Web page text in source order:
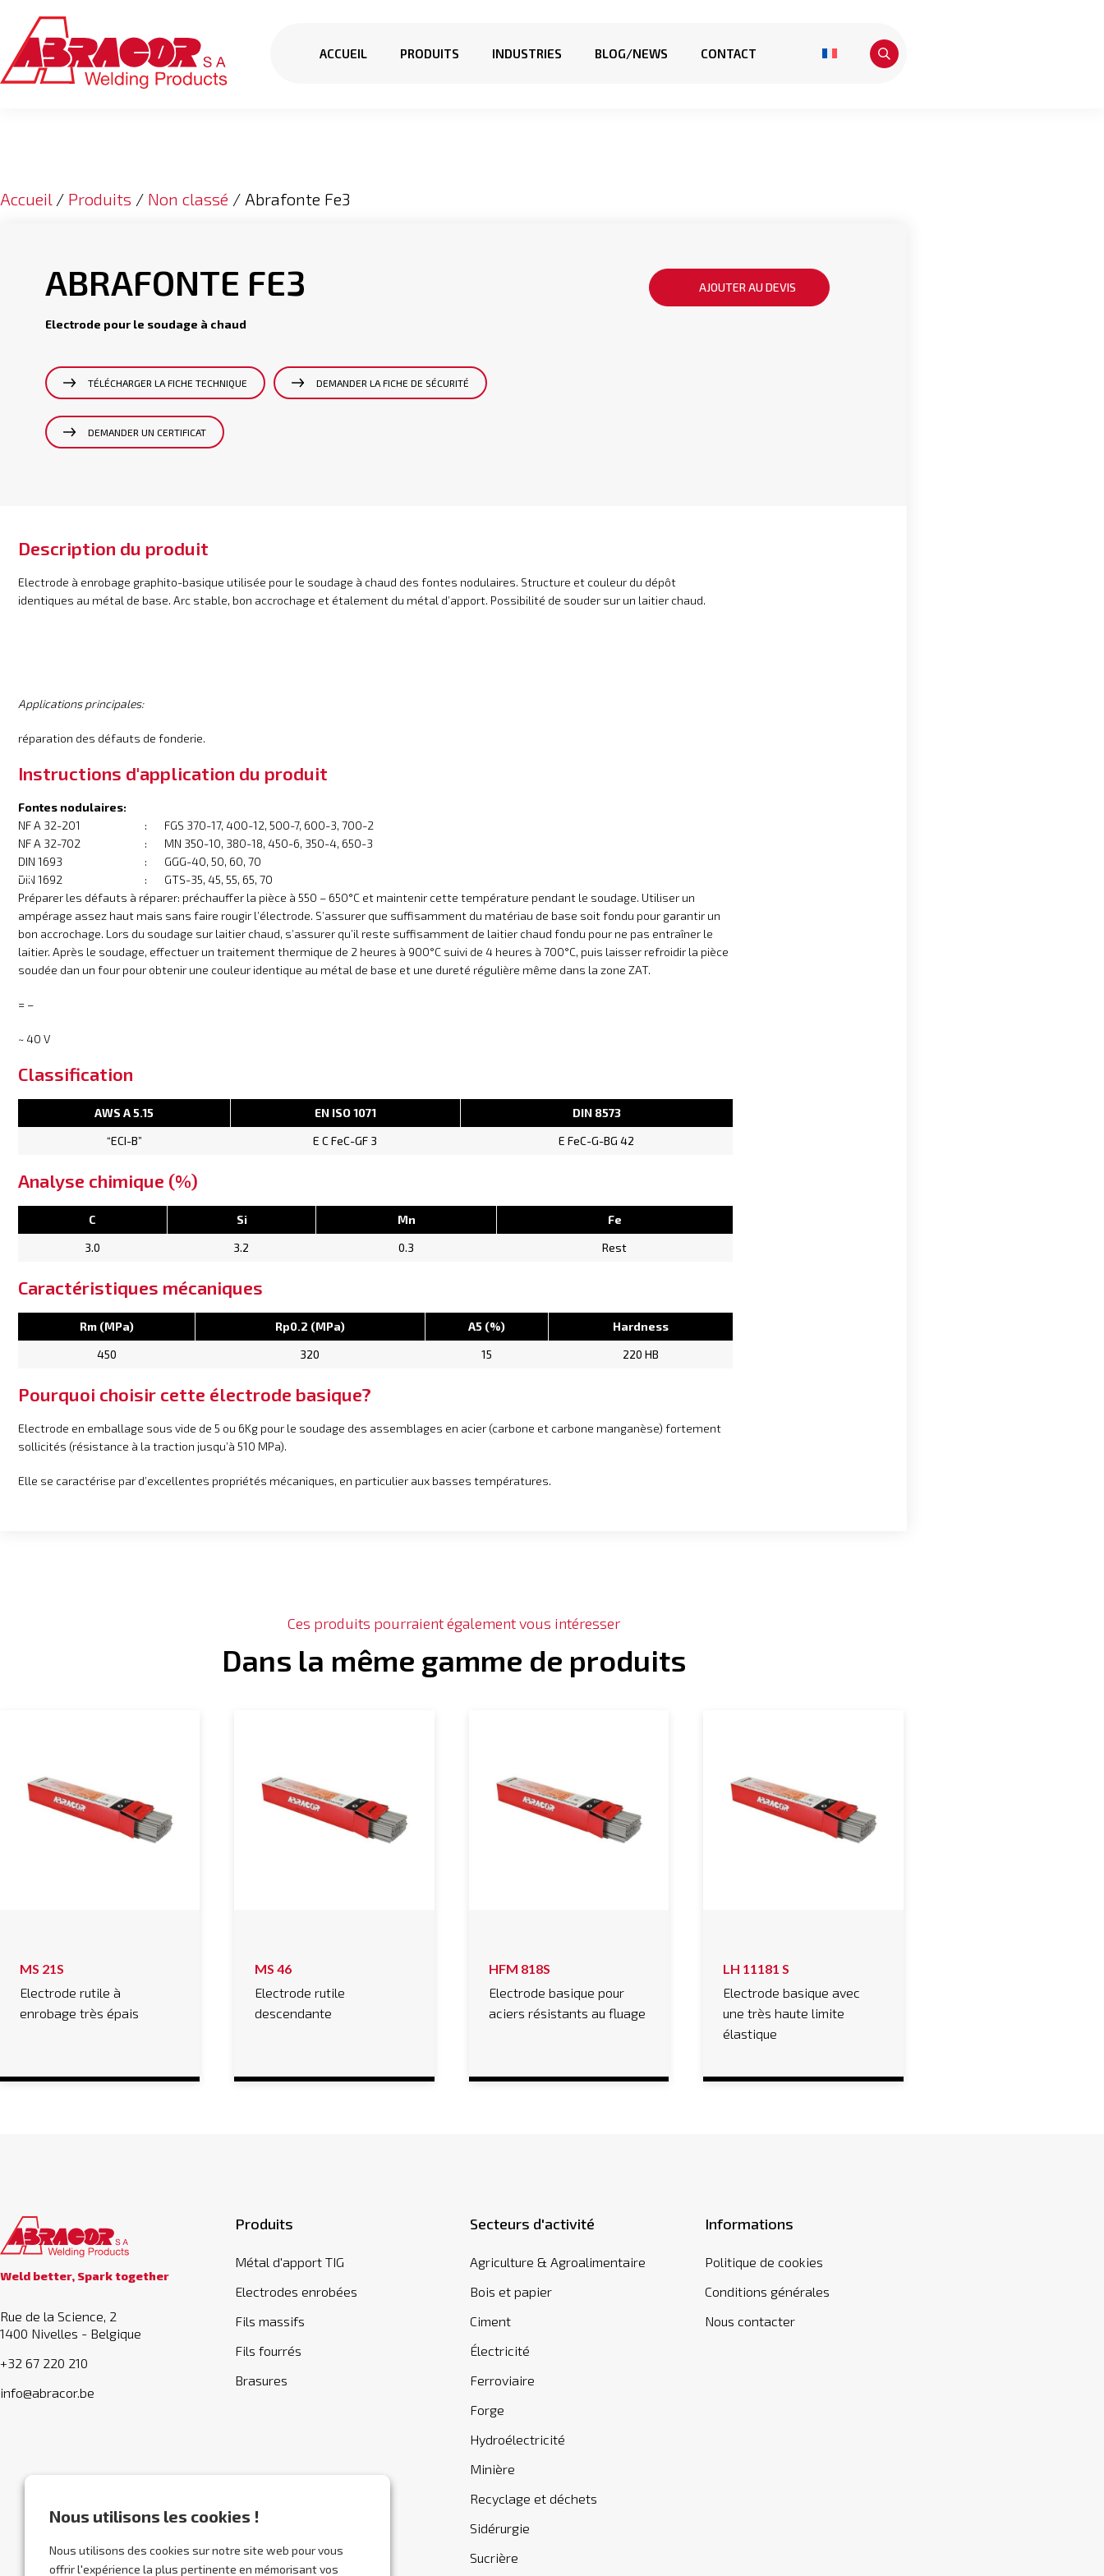
ACCUEIL PRODUITS INDUSTRIES BLOG/NEWS CONTACT
Accueil / Produits / Non classé / Abrafonte Fe3
ABRAFONTE FE3
Electrode pour le soudage à chaud
TÉLÉCHARGER LA FICHE TECHNIQUE DEMANDER LA FICHE DE SÉCURITÉ
DEMANDER UN CERTIFICAT
AJOUTER AU DEVIS
Description du produit
Electrode à enrobage graphito-basique utilisée pour le soudage à chaud des fontes nodulaires. Structure et couleur du dépôt
identiques au métal de base. Arc stable, bon accrochage et étalement du métal d’apport. Possibilité de souder sur un laitier chaud.
Applications principales:
réparation des défauts de fonderie.
Instructions d'application du produit
Fontes nodulaires:
NF A 32-201
:
FGS 370-17, 400-12, 500-7, 600-3, 700-2
NF A 32-702
:
MN 350-10, 380-18, 450-6, 350-4, 650-3
DIN 1693
:
GGG-40, 50, 60, 70
DIN 1692
:
GTS-35, 45, 55, 65, 70
Préparer les défauts à réparer: préchauffer la pièce à 550 – 650°C et maintenir cette température pendant le soudage. Utiliser un
ampérage assez haut mais sans faire rougir l’électrode. S’assurer que suffisamment du matériau de base soit fondu pour garantir un
bon accrochage. Lors du soudage sur laitier chaud, s’assurer qu’il reste suffisamment de laitier chaud fondu pour ne pas entraîner le
laitier. Après le soudage, effectuer un traitement thermique de 2 heures à 900°C suivi de 4 heures à 700°C, puis laisser refroidir la pièce
soudée dan un four pour obtenir une couleur identique au métal de base et une dureté régulière même dans la zone ZAT.
= –
~ 40 V
Classification
AWS A 5.15 EN ISO 1071
DIN 8573
“ECI-B”
E C FeC-GF 3 E FeC-G-BG 42
Analyse chimique (%)
C Si Mn
Fe
3.0
3.2 0.3 Rest
Caractéristiques mécaniques
Rm (MPa) Rp0.2 (MPa) A5 (%)
Hardness
450
320 15 220 HB
Pourquoi choisir cette électrode basique?
Electrode en emballage sous vide de 5 ou 6Kg pour le soudage des assemblages en acier (carbone et carbone manganèse) fortement
sollicités (résistance à la traction jusqu’à 510 MPa).
Elle se caractérise par d’excellentes propriétés mécaniques, en particulier aux basses températures.
Ces produits pourraient également vous intéresser
Dans la même gamme de produits
MS 21S
Electrode rutile à
enrobage très épais
MS 46
Electrode rutile
descendante
HFM 818S
Electrode basique pour
aciers résistants au fluage
LH 11181 S
Electrode basique avec
une très haute limite
élastique
Nous utilisons les cookies !
Nous utilisons des cookies sur notre site web pour vous
offrir l'expérience la plus pertinente en mémorisant vos
Weld better, Spark together
Rue de la Science, 2
1400 Nivelles - Belgique
+32 67 220 210
info@abracor.be
Produits
Métal d'apport TIG
Electrodes enrobées
Fils massifs
Fils fourrés
Brasures
Secteurs d'activité
Agriculture & Agroalimentaire
Bois et papier
Ciment
Électricité
Ferroviaire
Forge
Hydroélectricité
Minière
Recyclage et déchets
Sidérurgie
Sucrière
Informations
Politique de cookies
Conditions générales
Nous contacter